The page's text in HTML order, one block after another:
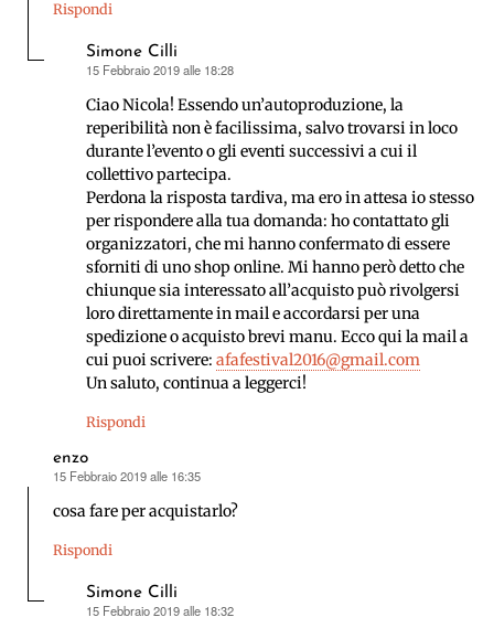
Rispondi
Simone Cilli
ha
detto:
15 Febbraio 2019 alle 18:28
Ciao Nicola! Essendo un’autoproduzione, la
reperibilità non è facilissima, salvo trovarsi in loco
durante l’evento o gli eventi successivi a cui il
collettivo partecipa.
Perdona la risposta tardiva, ma ero in attesa io stesso
per rispondere alla tua domanda: ho contattato gli
organizzatori, che mi hanno confermato di essere
sforniti di uno shop online. Mi hanno però detto che
chiunque sia interessato all’acquisto può rivolgersi
loro direttamente in mail e accordarsi per una
spedizione o acquisto brevi manu. Ecco qui la mail a
cui puoi scrivere: afafestival2016@gmail.com
Un saluto, continua a leggerci!
Rispondi
enzo
ha
detto:
15 Febbraio 2019 alle 16:35
cosa fare per acquistarlo?
Rispondi
Simone Cilli
ha
15 Febbraio 2019 alle 18:32